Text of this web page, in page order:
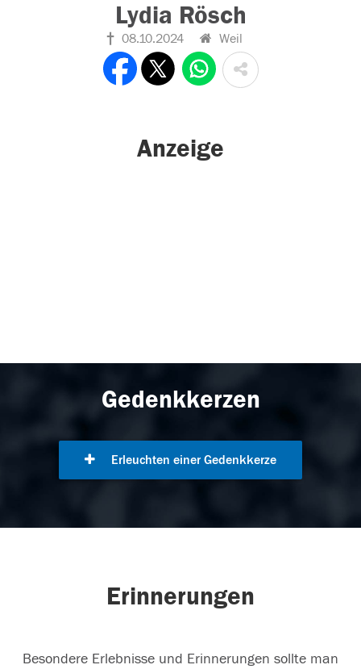
Lydia Rösch
08.10.2024 Weil
Anzeige
Gedenkkerzen
Erleuchten einer Gedenkkerze
Erinnerungen
Besondere Erlebnisse und Erinnerungen sollte man